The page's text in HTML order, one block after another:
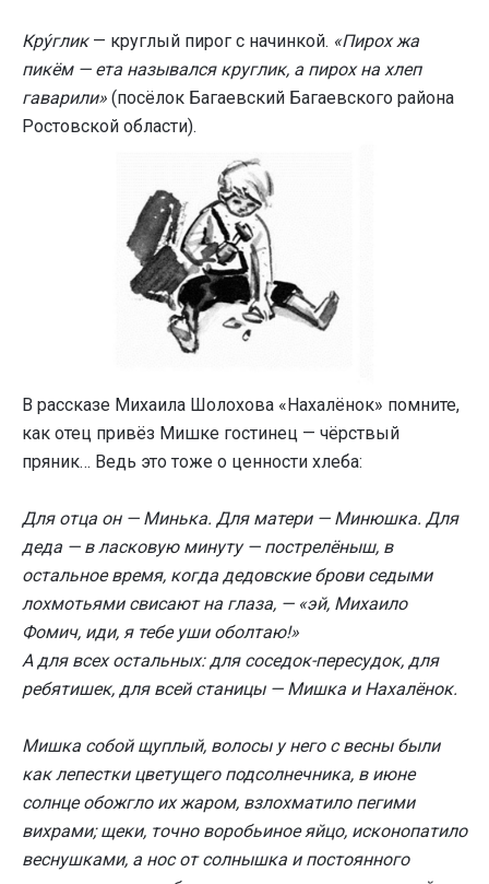
Кру́глик— круглый пирог с начинкой. «Пирох жа
пикём — ета назывался круглик, а пирох на хлеп
гаварили» (посёлок Багаевский Багаевского района
Ростовской области).
В рассказе Михаила Шолохова «Нахалёнок» помните,
как отец привёз Мишке гостинец — чёрствый
пряник… Ведь это тоже о ценности хлеба:
Для отца он — Минька. Для матери — Минюшка. Для
деда — в ласковую минуту — пострелёныш, в
остальное время, когда дедовские брови седыми
лохмотьями свисают на глаза, — «эй, Михаило
Фомич, иди, я тебе уши оболтаю!»
А для всех остальных: для соседок-пересудок, для
ребятишек, для всей станицы — Мишка и Нахалёнок.
Мишка собой щуплый, волосы у него с весны были
как лепестки цветущего подсолнечника, в июне
солнце обожгло их жаром, взлохматило пегими
вихрами; щеки, точно воробьиное яйцо, исконопатило
веснушками, а нос от солнышка и постоянного